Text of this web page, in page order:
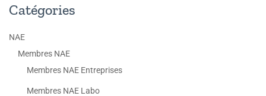
Catégories
NAE
Membres NAE
Membres NAE Entreprises
Membres NAE Labo